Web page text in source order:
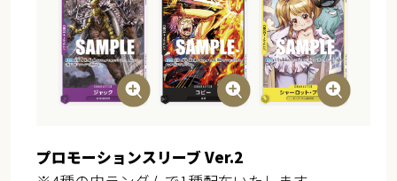
プロモーションスリーブ Ver.2